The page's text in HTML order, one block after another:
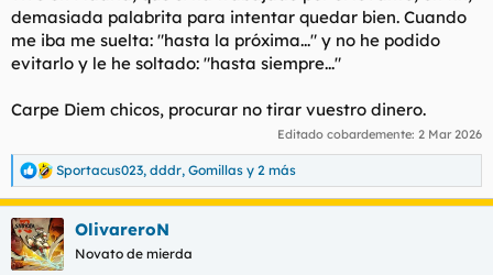
demasiada palabrita para intentar quedar bien. Cuando
me iba me suelta: "hasta la próxima..." y no he podido
evitarlo y le he soltado: "hasta siempre..."
Carpe Diem chicos, procurar no tirar vuestro dinero.
Editado cobardemente: 2 Mar 2026
R
e
a
c
c
i
Sportacus023, dddr, Gomillas y 2 más
OlivareroN
Novato de mierda